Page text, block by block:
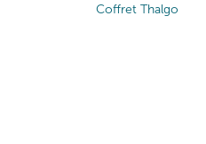
Coffret Thalgo